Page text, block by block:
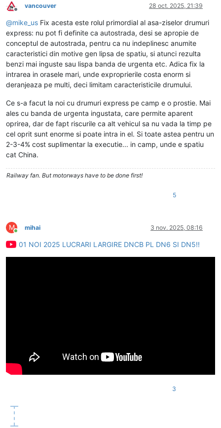
Deconectat
vancouver 28 oct. 2025, 21:39
@mike_us Fix acesta este rolul primordial al asa-ziselor drumuri
express: nu pot fi definite ca autostrada, desi se apropie de
conceptul de autostrada, pentru ca nu indeplinesc anumite
caracteristici din motive gen lipsa de spatiu, si atunci rezulta
benzi mai inguste sau lispa banda de urgenta etc. Adica fix la
intrarea in orasele mari, unde exproprierile costa enorm si
deranjeaza pe multi, deci limitam caracteristicile drumului.
Ce s-a facut la noi cu drumuri express pe camp e o prostie. Mai
ales cu banda de urgenta ingustata, care permite aparent
oprirea, dar de fapt riscurile ca alt vehicul sa nu vada la timp pe
cel oprit sunt enorme si poate intra in el. Si toate astea pentru un
2-3-4% cost suplimentar la executie... in camp, unde e spatiu
cat China.
Railway fan. But motorways have to be done first!
5
M
Conectat
mihai 3 nov. 2025, 08:16
01 NOI 2025 LUCRARI LARGIRE DNCB PL DN6 SI DN5!!
3